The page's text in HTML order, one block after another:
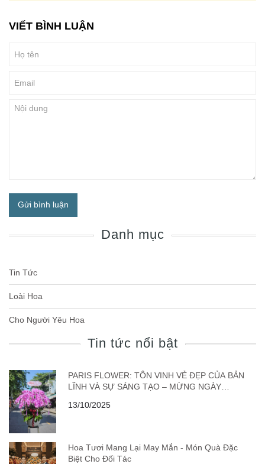
VIẾT BÌNH LUẬN
Gửi bình luận
Danh mục
Tin Tức
Loài Hoa
Cho Người Yêu Hoa
Tin tức nổi bật
PARIS FLOWER: TÔN VINH VẺ ĐẸP CỦA BẢN
LĨNH VÀ SỰ SÁNG TẠO – MỪNG NGÀY
13/10/2025
Hoa Tươi Mang Lại May Mắn - Món Quà Đặc
Biệt Cho Đối Tác